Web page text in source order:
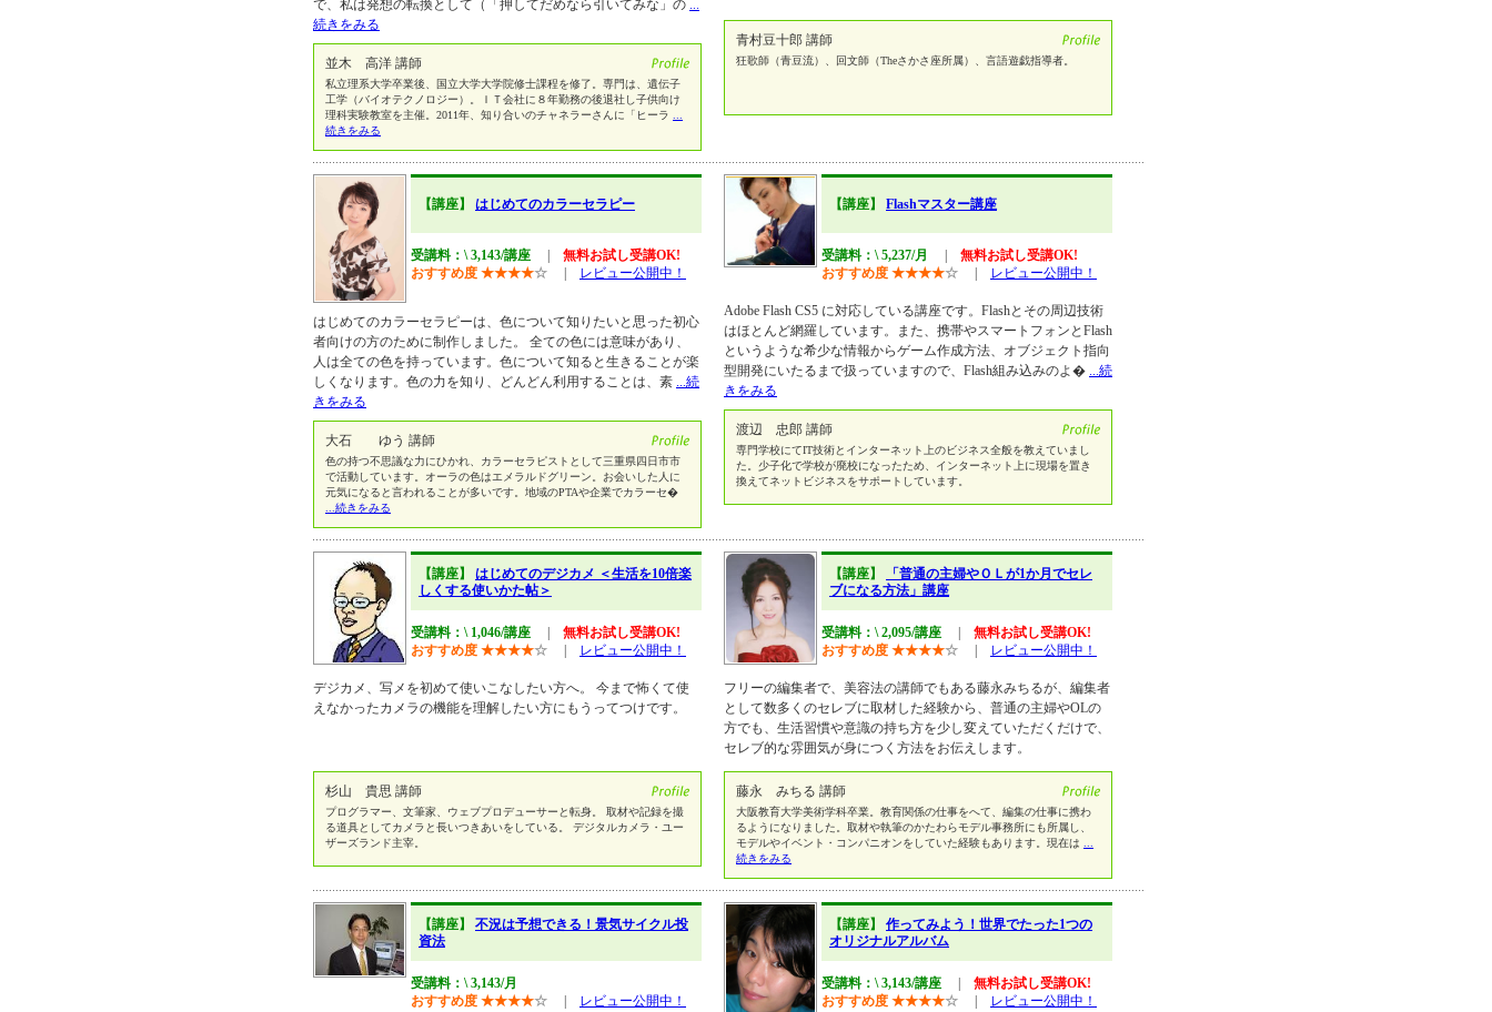
で、私は発想の転換として（「押してだめなら引いてみな」の ...
続きをみる
並木 高洋 講師
私立理系大学卒業後、国立大学大学院修士課程を修了。専門は、遺伝子
工学（バイオテクノロジー）。ＩＴ会社に８年勤務の後退社し子供向け
理科実験教室を主催。2011年、知り合いのチャネラーさんに「ヒーラ
続きをみる
青村豆十郎 講師
狂歌師（青豆流）、回文師（Theさかさ座所属）、言語遊戯指導者。
【講座】 はじめてのカラーセラピー
受講料：\ 3,143/講座
無料お試し受講OK!
おすすめ度 ★★★★☆ レビュー公開中！
はじめてのカラーセラピーは、色について知りたいと思った初心
者向けの方のために制作しました。 全ての色には意味があり、
人は全ての色を持っています。色について知ると生きることが楽
しくなります。色の力を知り、どんどん利用することは、素 ...続
きをみる
大石 ゆう 講師
色の持つ不思議な力にひかれ、カラーセラピストとして三重県四日市市
で活動しています。オーラの色はエメラルドグリーン。お会いした人に
元気になると言われることが多いです。地域のPTAや企業でカラーセ�
...続きをみる
【講座】 Flashマスター講座
受講料：\ 5,237/月
無料お試し受講OK!
おすすめ度 ★★★★☆ レビュー公開中！
Adobe Flash CS5 に対応している講座です。Flashとその周辺技術
はほとんど網羅しています。また、携帯やスマートフォンとFlash
というような希少な情報からゲーム作成方法、オブジェクト指向
型開発にいたるまで扱っていますので、Flash組み込みのよ� ...続
きをみる
渡辺 忠郎 講師
専門学校にてIT技術とインターネット上のビジネス全般を教えていまし
た。少子化で学校が廃校になったため、インターネット上に現場を置き
換えてネットビジネスをサポートしています。
【講座】 はじめてのデジカメ ＜生活を10倍楽
しくする使いかた帖＞
受講料：\ 1,046/講座
無料お試し受講OK!
おすすめ度 ★★★★☆ レビュー公開中！
デジカメ、写メを初めて使いこなしたい方へ。 今まで怖くて使
えなかったカメラの機能を理解したい方にもうってつけです。
杉山 貴思 講師
プログラマー、文筆家、ウェブプロデューサーと転身。 取材や記録を撮
る道具としてカメラと長いつきあいをしている。 デジタルカメラ・ユー
ザーズランド主宰。
【講座】
「普通の主婦やＯＬが1か月でセレ
ブになる方法」講座
受講料：\ 2,095/講座
無料お試し受講OK!
おすすめ度 ★★★★☆ レビュー公開中！
フリーの編集者で、美容法の講師でもある藤永みちるが、編集者
として数多くのセレブに取材した経験から、普通の主婦やOLの
方でも、生活習慣や意識の持ち方を少し変えていただくだけで、
セレブ的な雰囲気が身につく方法をお伝えします。
藤永 みちる 講師
大阪教育大学美術学科卒業。教育関係の仕事をへて、編集の仕事に携わ
るようになりました。取材や執筆のかたわらモデル事務所にも所属し、
モデルやイベント・コンパニオンをしていた経験もあります。現在は
続きをみる
【講座】 不況は予想できる！景気サイクル投
資法
受講料：\ 3,143/月
おすすめ度 ★★★★☆ レビュー公開中！
【講座】 作ってみよう！世界でたった1つの
オリジナルアルバム
受講料：\ 3,143/講座
無料お試し受講OK!
おすすめ度 ★★★★☆ レビュー公開中！